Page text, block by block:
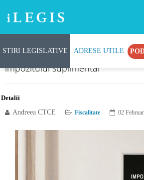
STIRI LEGISLATIVE ADRESE UTILE
Schimbul automat de informații
impozitului suplimentar
Detalii
Andreea CTCE
Fiscalitate 02